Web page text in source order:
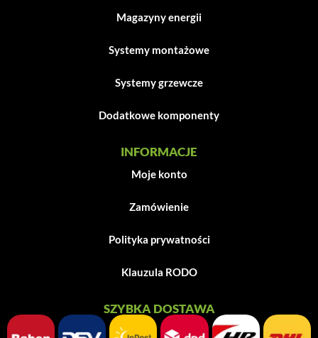
Magazyny energii
Systemy montażowe
Systemy grzewcze
Dodatkowe komponenty
INFORMACJE
Moje konto
Zamówienie
Polityka prywatności
Klauzula RODO
SZYBKA DOSTAWA